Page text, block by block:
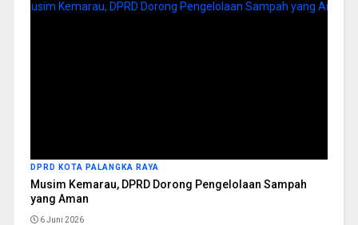
DPRD KOTA PALANGKA RAYA
Musim Kemarau, DPRD Dorong Pengelolaan Sampah
yang Aman
6 Juni 2026